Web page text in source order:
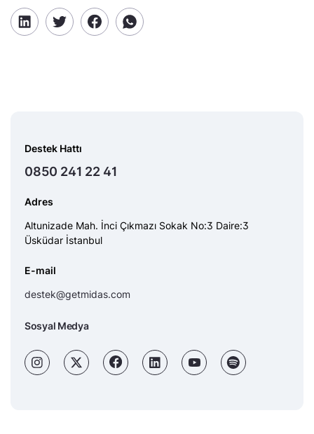
Destek Hattı
0850 241 22 41
Adres
Altunizade Mah. İnci Çıkmazı Sokak No:3 Daire:3
Üsküdar İstanbul
E-mail
destek@getmidas.com
Sosyal Medya